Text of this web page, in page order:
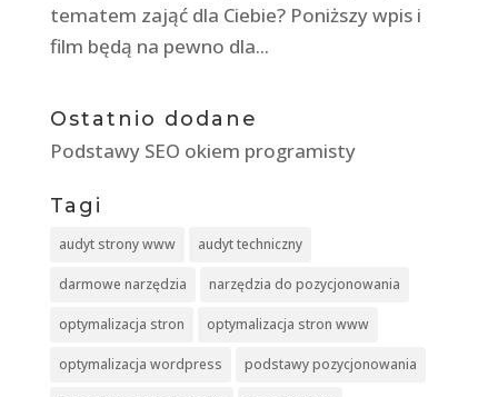
tematem zająć dla Ciebie? Poniższy wpis i
film będą na pewno dla...
Ostatnio dodane
Podstawy SEO okiem programisty
Tagi
audyt strony www audyt techniczny
darmowe narzędzia narzędzia do pozycjonowania
optymalizacja stron optymalizacja stron www
optymalizacja wordpress podstawy pozycjonowania